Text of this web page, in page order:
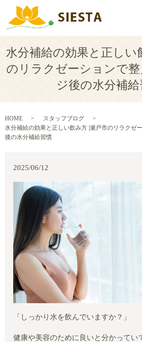
水分補給の効果と正しい
のリラクゼーションで
ジ後の水分補給
HOME
スタッフブログ
水分補給の効果と正しい飲み方 |瀬戸市のリラクゼ
後の水分補給習慣
2025/06/12
「しっかり水を飲んでいますか？」
健康や美容のために良いと分かってい